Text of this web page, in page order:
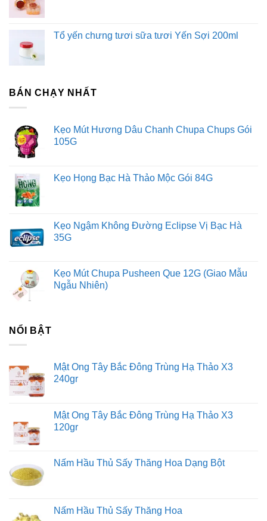
Tổ yến chưng tươi sữa tươi Yến Sợi 200ml
BÁN CHẠY NHẤT
Kẹo Mút Hương Dâu Chanh Chupa Chups Gói
105G
Kẹo Họng Bạc Hà Thảo Mộc Gói 84G
Kẹo Ngậm Không Đường Eclipse Vị Bạc Hà
35G
Kẹo Mút Chupa Pusheen Que 12G (Giao Mẫu
Ngẫu Nhiên)
NỔI BẬT
Mật Ong Tây Bắc Đông Trùng Hạ Thảo X3
240gr
Mật Ong Tây Bắc Đông Trùng Hạ Thảo X3
120gr
Nấm Hầu Thủ Sấy Thăng Hoa Dạng Bột
Nấm Hầu Thủ Sấy Thăng Hoa